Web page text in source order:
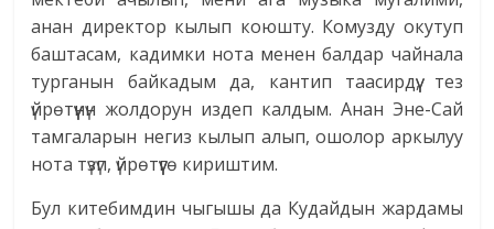
анан директор кылып коюшту. Комузду окутуп
баштасам, кадимки нота менен балдар чайнала
турганын байкадым да, кантип таасирдүү, тез
үйрөтүүнүн жолдорун издеп калдым. Анан Эне-Сай
тамгаларын негиз кылып алып, ошолор аркылуу
нота түзүп, үйрөтүүгө кириштим.
Бул китебимдин чыгышы да Кудайдын жардамы